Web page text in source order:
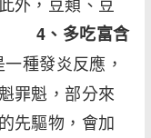
。 4 、多吃富含
種發炎反應，
罪魁，部分來
先驅物，會加